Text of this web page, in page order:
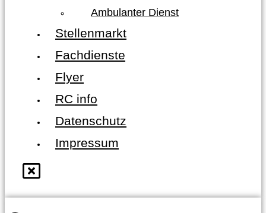
Ambulanter Dienst
Stellenmarkt
Fachdienste
Flyer
RC info
Datenschutz
Impressum